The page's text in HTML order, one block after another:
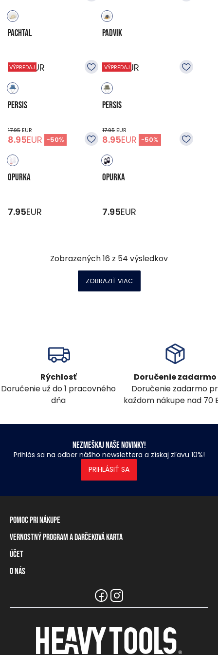
PACHTAL
17.95EUR
PADVIK
17.95EUR
VÝPREDAJ
PERSIS
17.95 EUR
8.95EUR -50%
VÝPREDAJ
PERSIS
17.95EUR
8.95EUR -50%
OPURKA
7.95EUR
OPURKA
7.95EUR
Zobrazených16 z 54 výsledkov
ZOBRAZIŤ VIAC
Rýchlosť
Doručenie už do 1 pracovného
dňa
Doručenie zadarmo
Doručenie zadarmo
každom nákupe nad 70
Nezmeškaj naše novinky!
Prihlás sa na odber nášho newslettera a získaj zľavu 10%!
PRIHLÁSIŤ SA
Pomoc pri nákupe
Informácie o doručení
Spôsoby platby
Tabuľka rozmerov
Naše predajne a distribútori
Vernostný program a darčeková karta
Vernostný program
Darčeková karta
Účet
Prihlásenie / registrácia
O nás
Informácie pre predajcov